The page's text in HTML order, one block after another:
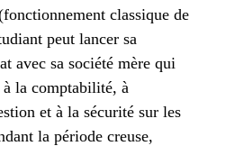
classique de
peut lancer sa
avec sa société mère qui
la comptabilité, à
et à la sécurité sur les
la période creuse,